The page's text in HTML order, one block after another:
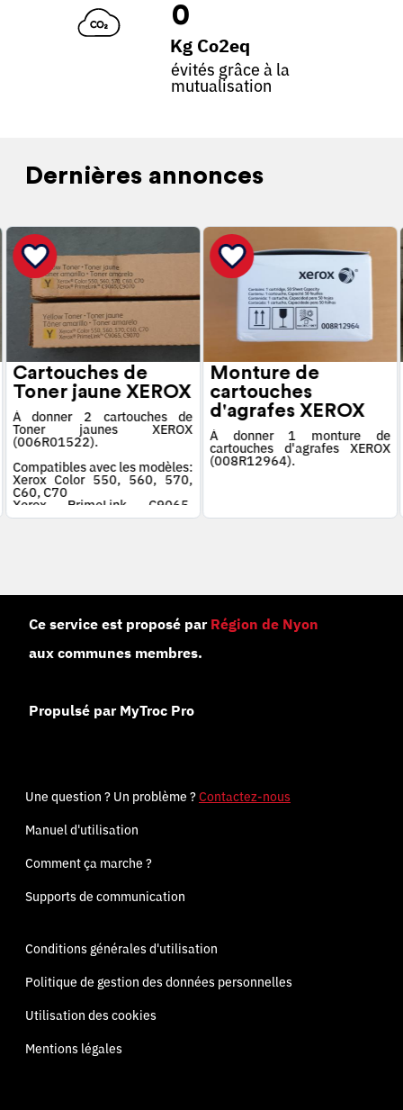
0
Kg Co2eq
évités grâce à la
mutualisation
Dernières annonces
Cartouches de
Toner jaune XEROX
À donner 2 cartouches de
Toner jaunes XEROX
(006R01522).
Compatibles avec les modèles:
Xerox Color 550, 560, 570,
C60, C70
Xerox PrimeLink C9065,
C9070
Monture de
cartouches
d'agrafes XEROX
À donner 1 monture de
cartouches d'agrafes XEROX
(008R12964).
Ce service est proposé par Région de Nyon
aux communes membres.
Propulsé par MyTroc Pro
Une question ? Un problème ?Contactez-nous
Manuel d'utilisation
Comment ça marche ?
Supports de communication
Conditions générales d'utilisation
Politique de gestion des données personnelles
Utilisation des cookies
Mentions légales